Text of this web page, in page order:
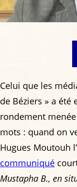
Celui que les
de Béziers » a été
rondement
mots : quand on
Hugues Moutouh
communiqué
Mustapha B., en